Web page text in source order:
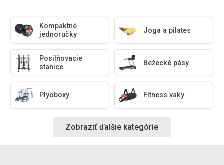
Kompaktné
jednoručky
Joga a pilates
Posilňovacie
stanice
Bežecké pásy
Plyoboxy Fitness vaky
Zobraziť ďalšie kategórie